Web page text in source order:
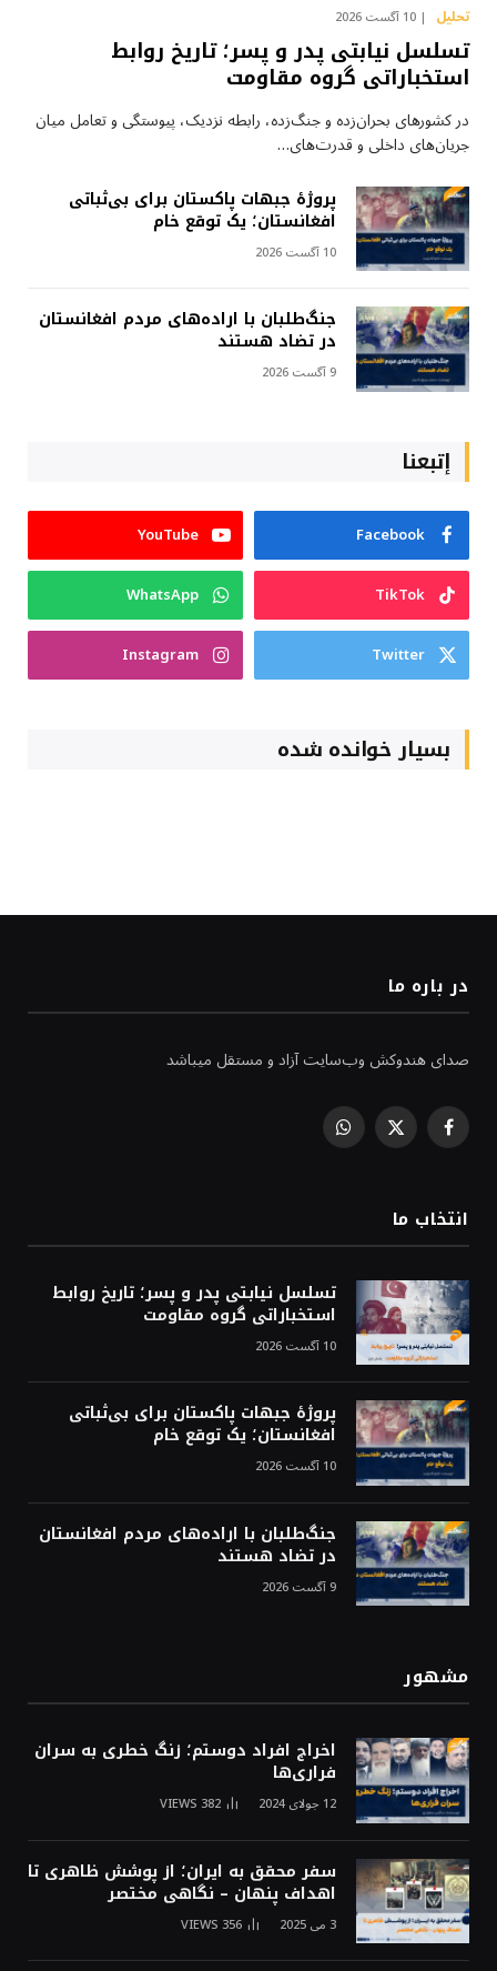
تحلیل 10 آگست 2026
تسلسل نیابتی پدر و پسر؛ تاریخ روابط
استخباراتی گروه مقاومت
در کشورهای بحران‌زده و جنگ‌زده، رابطه نزدیک، پیوستگی و تعامل میان
جریان‌های داخلی و قدرت‌های…
پروژهٔ جبهات پاکستان برای بی‌ثباتی
افغانستان؛ یک توقع خام
10 آگست 2026
جنگ‌طلبان با اراده‌های مردم افغانستان
در تضاد هستند
9 آگست 2026
إتبعنا
Facebook
YouTube
TikTok
WhatsApp
Twitter
Instagram
بسیار خوانده شده
در باره ما
صدای هندوکش وب‌سایت آزاد و مستقل میباشد
Facebook
X
WhatsApp
انتخاب ما
تسلسل نیابتی پدر و پسر؛ تاریخ روابط
استخباراتی گروه مقاومت
10 آگست 2026
پروژهٔ جبهات پاکستان برای بی‌ثباتی
افغانستان؛ یک توقع خام
10 آگست 2026
جنگ‌طلبان با اراده‌های مردم افغانستان
در تضاد هستند
9 آگست 2026
مشهور
اخراج افراد دوستم؛ زنگ خطری به سران
فراری‌ها
12 جولای 2024 382
VIEWS
سفر محقق به ایران؛ از پوشش ظاهری تا
اهداف پنهان – نگاهی مختصر
3 می 2025 356
VIEWS